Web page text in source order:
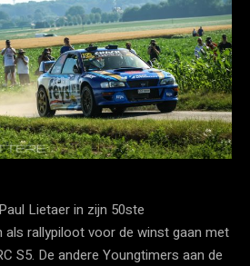
Lietaer in zijn 50ste
als rallypiloot voor de winst gaan met
S5. De andere Youngtimers aan de